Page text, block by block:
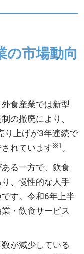
の市場動向
食産業では新型
の撤廃により、
り上げが3年連続で
れています※1 。
る一方で、飲食
、慢性的な人手
す。令和6年上半
・飲食サービス
が減少している